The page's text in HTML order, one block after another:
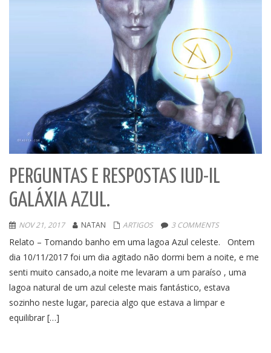
PERGUNTAS E RESPOSTAS IUD-IL
GALÁXIA AZUL.
NOV 21, 2017 NATAN ARTIGOS 3 COMMENTS
Relato – Tomando banho em uma lagoa Azul celeste. Ontem
dia 10/11/2017 foi um dia agitado não dormi bem a noite, e me
senti muito cansado,a noite me levaram a um paraíso , uma
lagoa natural de um azul celeste mais fantástico, estava
sozinho neste lugar, parecia algo que estava a limpar e
equilibrar […]